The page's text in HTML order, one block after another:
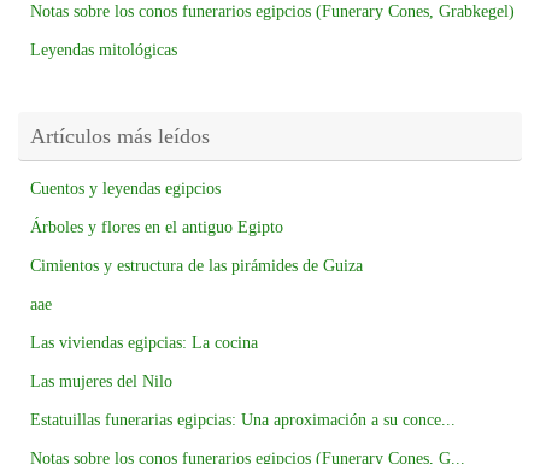
Notas sobre los conos funerarios egipcios (Funerary Cones, Grabkegel)
Leyendas mitológicas
Artículos más leídos
Cuentos y leyendas egipcios
Árboles y flores en el antiguo Egipto
Cimientos y estructura de las pirámides de Guiza
aae
Las viviendas egipcias: La cocina
Las mujeres del Nilo
Estatuillas funerarias egipcias: Una aproximación a su conce...
Notas sobre los conos funerarios egipcios (Funerary Cones, G...